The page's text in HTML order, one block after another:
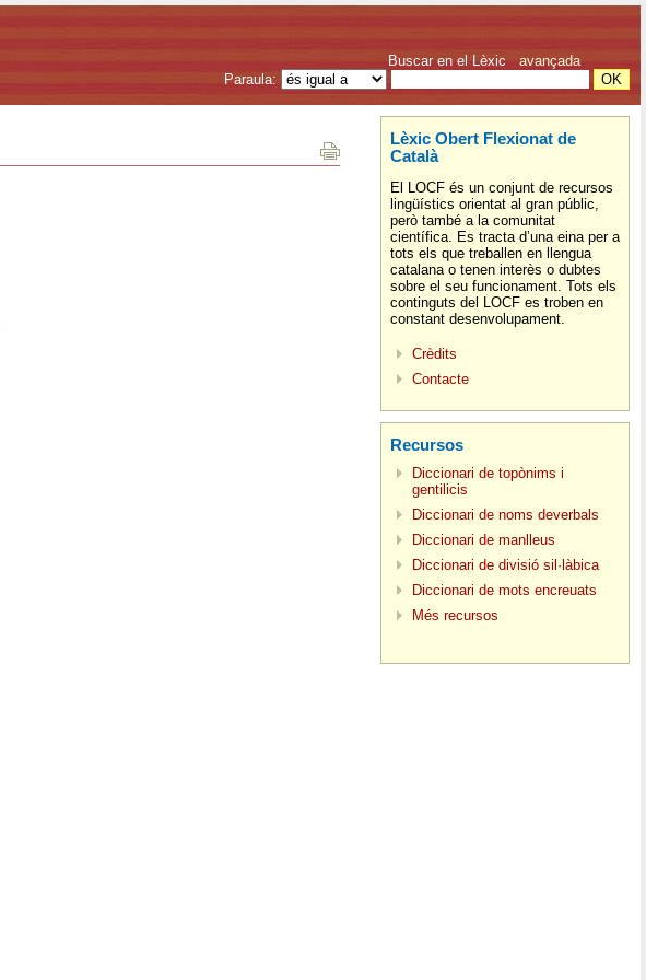
Buscar en el Lèxic avançada
Paraula:
Lèxic Obert Flexionat de
Català
El LOCF és un conjunt de recursos
lingüístics orientat al gran públic,
però també a la comunitat
científica. Es tracta d’una eina per a
tots els que treballen en llengua
catalana o tenen interès o dubtes
sobre el seu funcionament. Tots els
continguts del LOCF es troben en
constant desenvolupament.
Crèdits
Contacte
Recursos
Diccionari de topònims i
gentilicis
Diccionari de noms deverbals
Diccionari de manlleus
Diccionari de divisió sil·làbica
Diccionari de mots encreuats
Més recursos